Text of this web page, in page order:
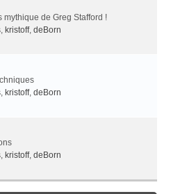
mythique de Greg Stafford !
, kristoff, deBorn
, kristoff, deBorn
, kristoff, deBorn